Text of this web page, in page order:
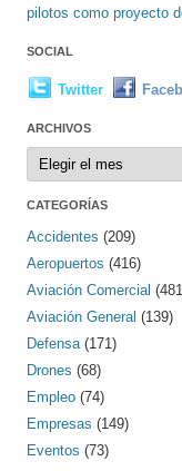
pilotos como proyecto
SOCIAL
Twitter
ARCHIVOS
Archivos
CATEGORÍAS
Accidentes (209)
Aeropuertos (416)
Aviación Comercial
Aviación General (139)
Defensa(171)
Drones (68)
Empleo (74)
Empresas (149)
Eventos (73)